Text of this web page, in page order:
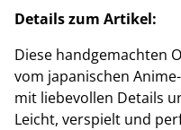
Details zum Artikel:
Diese handgemachten
vom japanischen
mit liebevollen Details
Leicht, verspielt und